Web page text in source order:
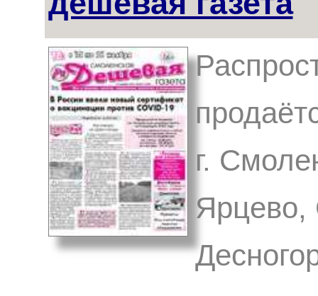
г.
Ярцево,